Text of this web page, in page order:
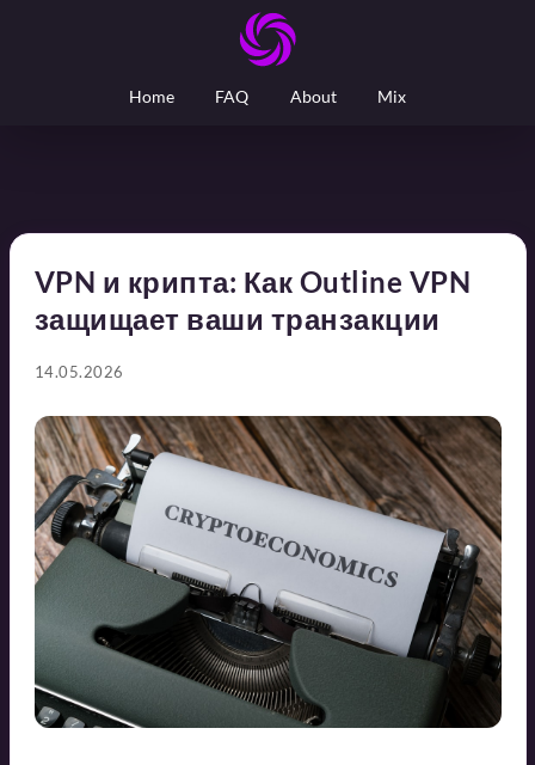
Home FAQ About Mix
VPN и крипта: Как Outline VPN
защищает ваши транзакции
14.05.2026